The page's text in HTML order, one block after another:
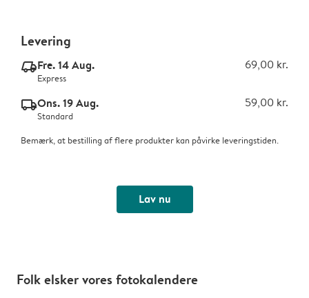
Levering
delivery_express_v2Fre. 14 Aug. 69,00 kr.
Express
delivery_standard_v2Ons. 19 Aug. 59,00 kr.
Standard
Bemærk, at bestilling af flere produkter kan påvirke leveringstiden.
Lav nu
Folk elsker vores fotokalendere